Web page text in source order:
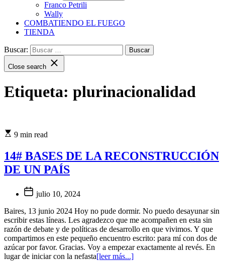
Franco Petrili
Wally
COMBATIENDO EL FUEGO
TIENDA
Buscar:
Close search
Etiqueta: plurinacionalidad
9 min read
14# BASES DE LA RECONSTRUCCIÓN
DE UN PAÍS
julio 10, 2024
Baires, 13 junio 2024 Hoy no pude dormir. No puedo desayunar sin
escribir estas líneas. Les agradezco que me acompañen en esta sin
razón de debate y de políticas de desarrollo en que vivimos. Y que
compartimos en este pequeño encuentro escrito: para mí con dos de
azúcar por favor. Gracias. Voy a empezar exactamente al revés. En
lugar de iniciar con la nefasta[leer más...]